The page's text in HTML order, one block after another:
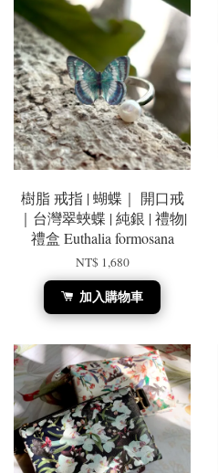
樹脂 戒指 | 蝴蝶｜ 開口戒
｜台灣翠蛺蝶 | 純銀 | 禮物|
禮盒 Euthalia formosana
NT$ 1,680
加入購物車